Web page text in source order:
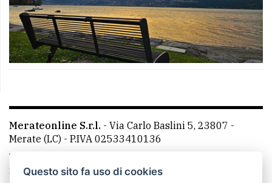
Merateonline S.r.l. - Via Carlo Baslini 5, 23807 -
Merate (LC) - P.IVA 02533410136
Telefono:
mail: redazione@leccoonline.com
Questo sito fa uso di cookies